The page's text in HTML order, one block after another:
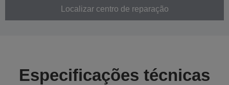
Localizar centro de reparação
Especificações técnicas